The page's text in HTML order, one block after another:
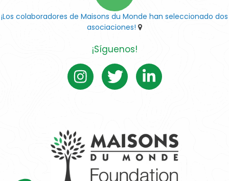
¡Los colaboradores de Maisons du Monde han seleccionado dos
asociaciones!
¡Síguenos!